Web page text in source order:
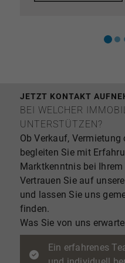
Marktdurchdringung
exzellent
starkes Netzwerk
✔ Top-
unseren
Interessenten suchen
Eigentumswohnungen
Bergisch Gladbach und
Einfamilienhäusern
guten Lagen
Kapitalanlagen Wir
passenden Zielgruppe
maximaler Reichweite,
JETZT KONTAKT
BEI WELCHER
UNTERSTÜTZEN?
Ob Verkauf, Vermietung
begleiten Sie mit
Marktkenntnis bei
Vertrauen Sie auf
und lassen Sie uns
finden.
Was Sie von uns
Ein erfahrenes